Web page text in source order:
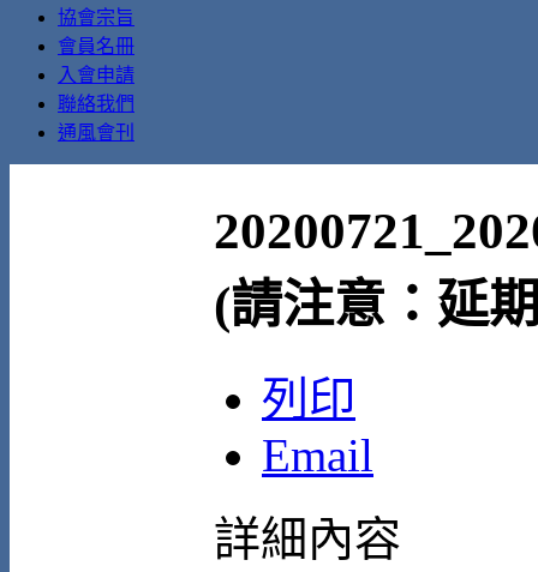
協會宗旨
會員名冊
入會申請
聯絡我們
通風會刊
(請注意：延
列印
Email
詳細內容